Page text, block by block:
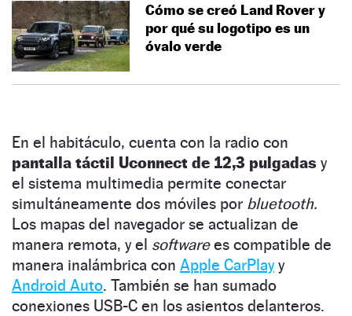
Cómo se creó Land Rover y
por qué su logotipo es un
óvalo verde
En el habitáculo, cuenta con la radio con
pantalla táctil Uconnect de 12,3 pulgadas y
el sistema multimedia permite conectar
simultáneamente dos móviles por bluetooth.
Los mapas del navegador se actualizan de
manera remota, y el softwarees compatible de
manera inalámbrica con Apple CarPlayy
Android Auto. También se han sumado
conexiones USB-C en los asientos delanteros.